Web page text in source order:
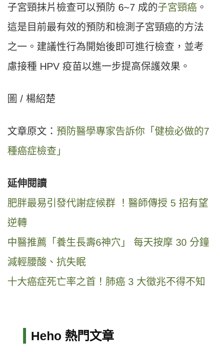
子宮頸抹片檢查可以預防 6~7 成的子宮頸癌 。
這是目前最有效的預防和檢測子宮頸癌的方法
之一。建議性行為開始後即可進行檢查，並考
慮接種 HPV 疫苗以進一步提高保護效果。
圖 / 楊紹楚
文章原文： 預防醫學專家告訴你「健檢必做的7
種癌症檢查」
延伸閱讀
肥胖最易引發代謝症候群 ！醫師傳授 5 招有望
逆轉
中醫推薦「養生長壽6神穴」 每天按摩 30 分鐘
減輕腰酸、抗失眠
十大癌症死亡率之首！肺癌 3 大徵兆不得不知
Heho 熱門文章